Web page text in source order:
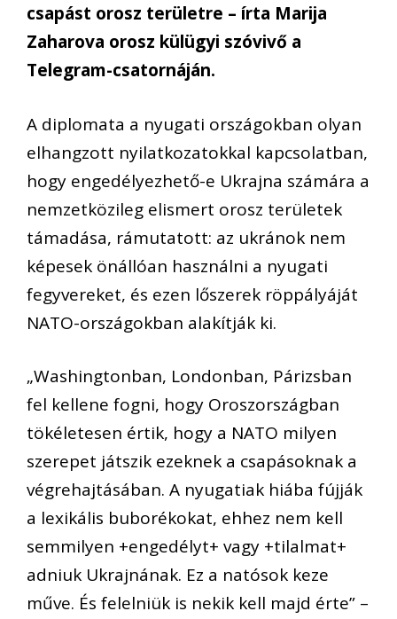
csapást orosz területre – írta Marija
Zaharova orosz külügyi szóvivő a
Telegram-csatornáján.
A diplomata a nyugati országokban olyan
elhangzott nyilatkozatokkal kapcsolatban,
hogy engedélyezhető-e Ukrajna számára a
nemzetközileg elismert orosz területek
támadása, rámutatott: az ukránok nem
képesek önállóan használni a nyugati
fegyvereket, és ezen lőszerek röppályáját
NATO-országokban alakítják ki.
„Washingtonban, Londonban, Párizsban
fel kellene fogni, hogy Oroszországban
tökéletesen értik, hogy a NATO milyen
szerepet játszik ezeknek a csapásoknak a
végrehajtásában. A nyugatiak hiába fújják
a lexikális buborékokat, ehhez nem kell
semmilyen +engedélyt+ vagy +tilalmat+
adniuk Ukrajnának. Ez a natósok keze
műve. És felelniük is nekik kell majd érte” –